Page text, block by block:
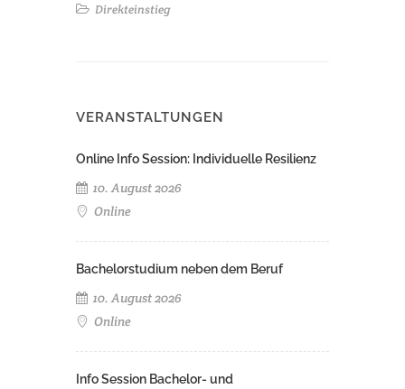
Direkteinstieg
VERANSTALTUNGEN
Online Info Session: Individuelle Resilienz
10. August 2026
Online
Bachelorstudium neben dem Beruf
10. August 2026
Online
Info Session Bachelor- und